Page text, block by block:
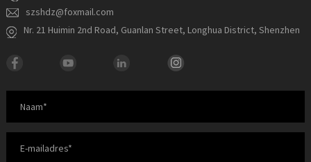
szshdz@foxmail.com
Nr. 21 Huimin 2nd Road, Guanlan Street, Longhua District, Shenzhen